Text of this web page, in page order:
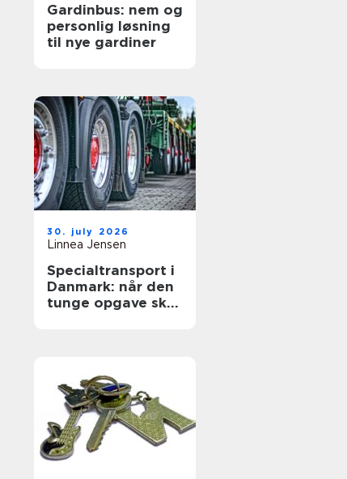
Gardinbus: nem og
personlig løsning
til nye gardiner
30. july 2026
Linnea Jensen
Specialtransport i
Danmark: når den
tunge opgave skal